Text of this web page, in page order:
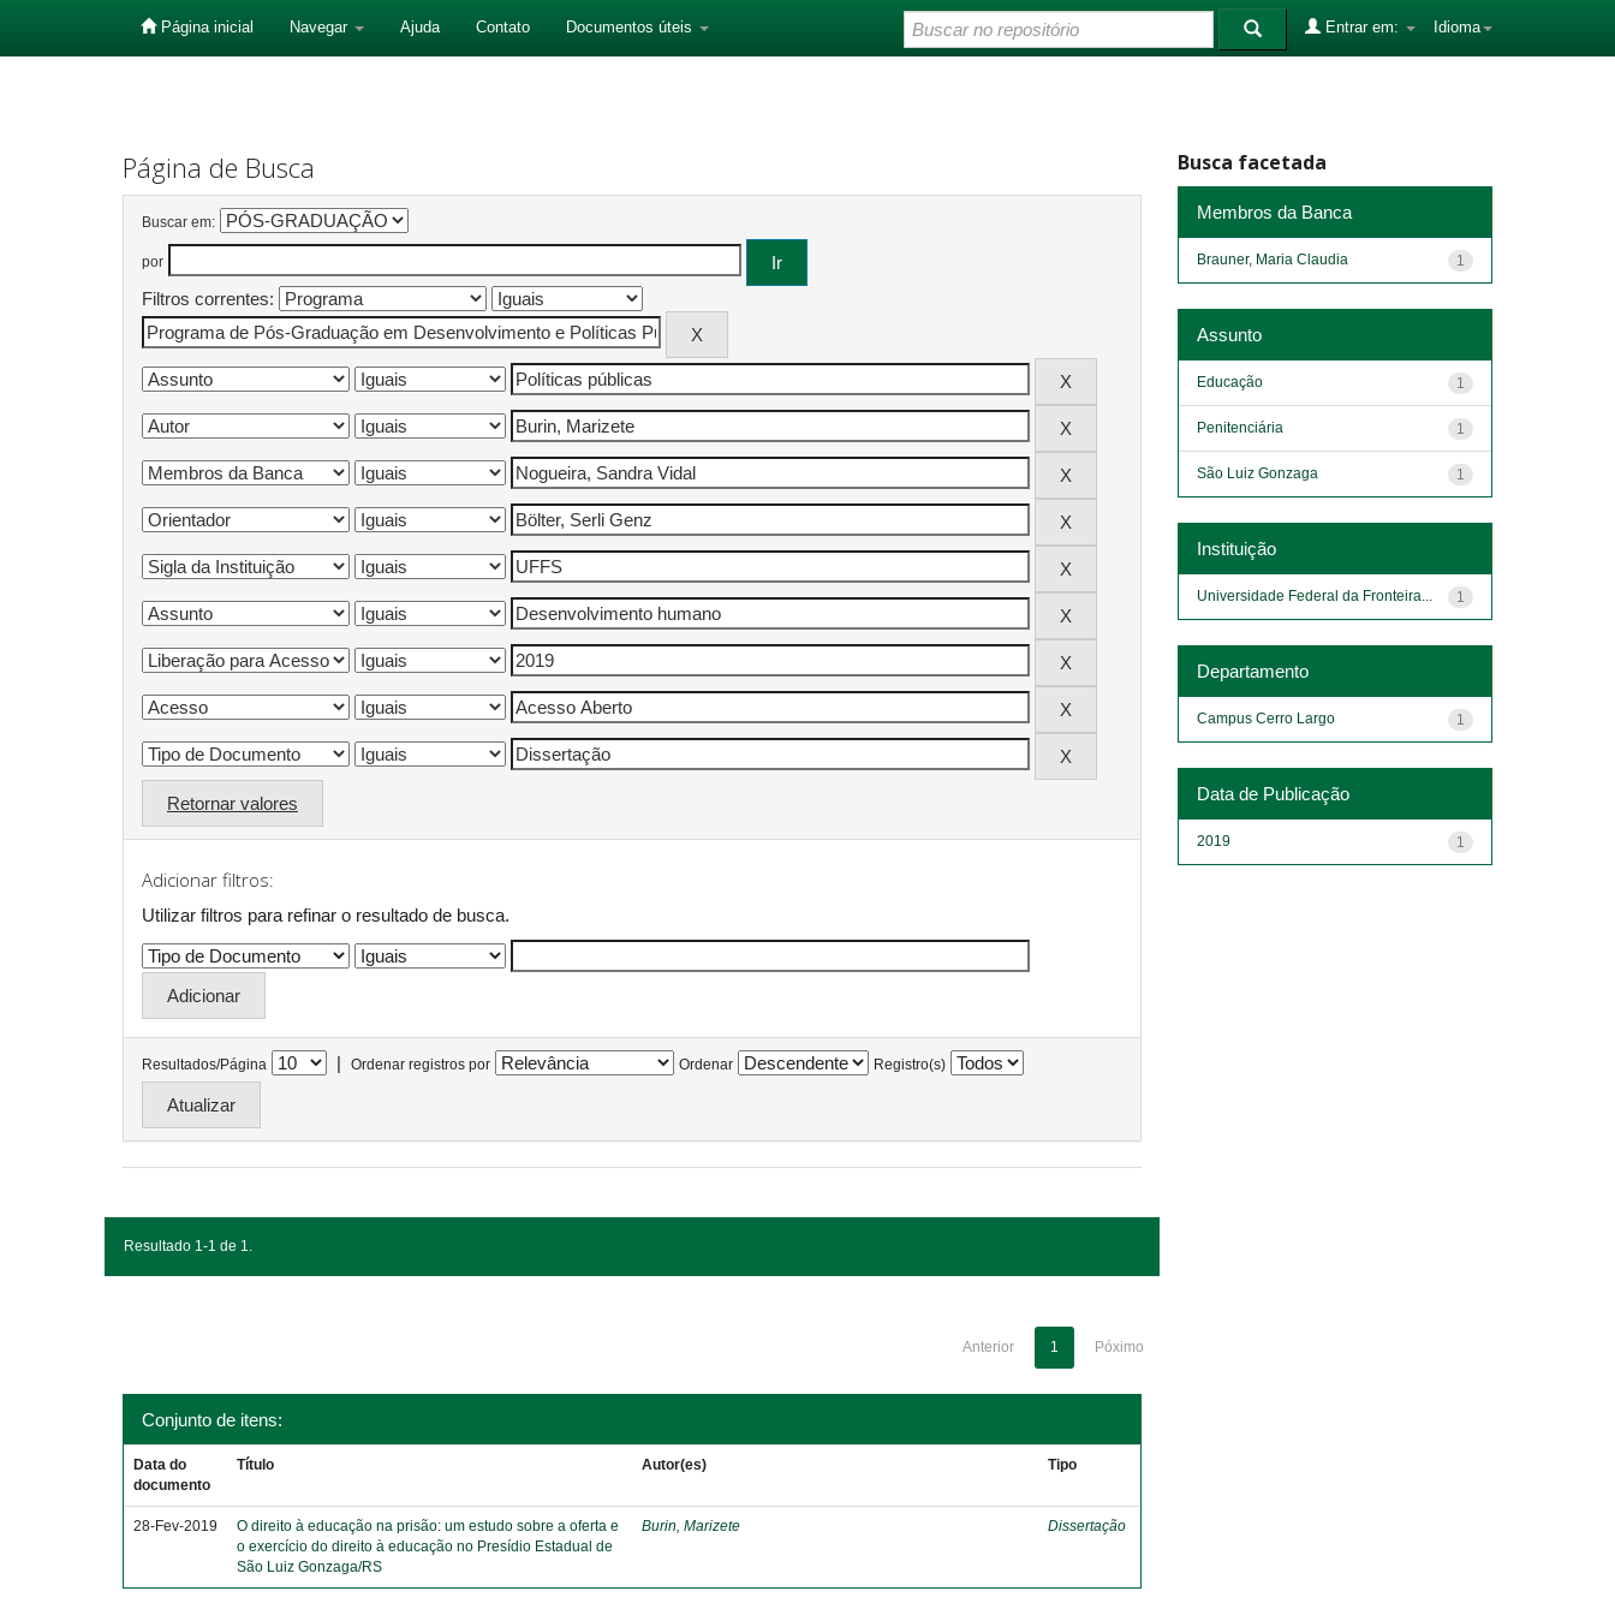
Página inicial Navegar Ajuda Contato Documentos úteis Idioma
Entrar em:
Página de Busca
Buscar em:
por
Filtros correntes:
Retornar valores
Adicionar filtros:
Utilizar filtros para refinar o resultado de busca.
Resultados/Página | Ordenar registros por Ordenar Registro(s)
Resultado 1-1 de 1.
Anterior 1 Póximo
Conjunto de itens:
Data do
documento
Título Autor(es) Tipo
28-Fev-2019
O direito à educação na prisão: um estudo sobre a oferta e
o exercício do direito à educação no Presídio Estadual de
São Luiz Gonzaga/RS
Burin, Marizete Dissertação
Busca facetada
Membros da Banca
1
Brauner, Maria Claudia
Assunto
1
Educação
1
Penitenciária
1
São Luiz Gonzaga
Instituição
1
Universidade Federal da Fronteira...
Departamento
1
Campus Cerro Largo
Data de Publicação
1
2019